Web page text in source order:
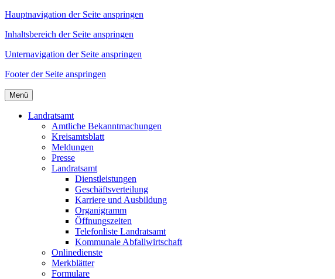
Hauptnavigation der Seite anspringen
Inhaltsbereich der Seite anspringen
Unternavigation der Seite anspringen
Footer der Seite anspringen
Menü
Landratsamt
Amtliche Bekanntmachungen
Kreisamtsblatt
Meldungen
Presse
Landratsamt
Dienstleistungen
Geschäftsverteilung
Karriere und Ausbildung
Organigramm
Öffnungszeiten
Telefonliste Landratsamt
Kommunale Abfallwirtschaft
Onlinedienste
Merkblätter
Formulare